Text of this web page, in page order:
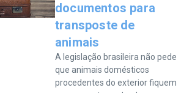
documentos para
transposte de
animais
A legislação brasileira não pede
que animais domésticos
procedentes do exterior fiquem